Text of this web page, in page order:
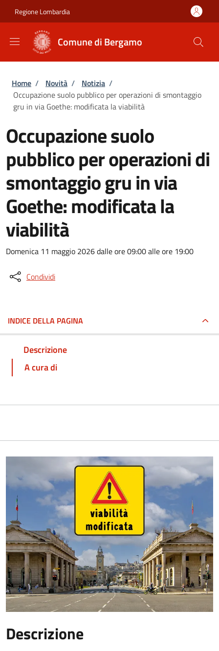
Regione Lombardia
Comune di Bergamo
Briciole di pane
Home / Novità / Notizia /
Occupazione suolo pubblico per operazioni di smontaggio
gru in via Goethe: modificata la viabilità
Occupazione suolo
pubblico per operazioni di
smontaggio gru in via
Goethe: modificata la
viabilità
Domenica 11 maggio 2026 dalle ore 09:00 alle ore 19:00
Condividi
INDICE DELLA PAGINA
Descrizione
A cura di
Descrizione